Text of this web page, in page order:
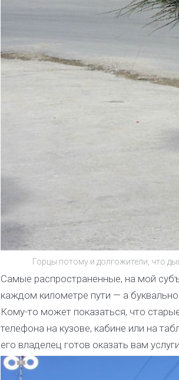
Горцы потому и долгожители, что
Самые распространенные, на мой
каждом километре пути — а
Кому-то может показаться, что
телефона на кузове, кабине или на
его владелец готов оказать вам